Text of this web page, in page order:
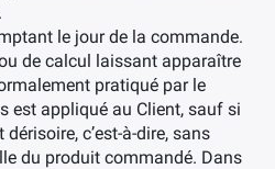
le jour de la commande.
de calcul laissant apparaître
pratiqué par le
est appliqué au Client, sauf si
c’est-à-dire, sans
du produit commandé. Dans